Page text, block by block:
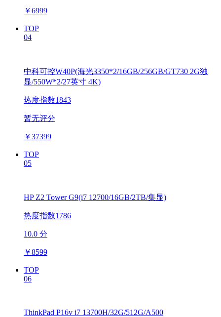
￥6999
TOP
04
中科可控W40P(海光3350*2/16GB/256GB/GT730 2G独
显/550W*2/27英寸 4K)
热度指数1843
暂无评分
￥37399
TOP
05
HP Z2 Tower G9(i7 12700/16GB/2TB/集显)
热度指数1786
10.0 分
￥8599
TOP
06
ThinkPad P16v i7 13700H/32G/512G/A500